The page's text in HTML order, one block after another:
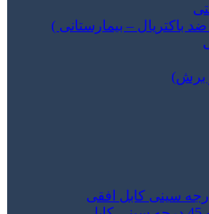
ضد باکتریال – بیمارستانی )